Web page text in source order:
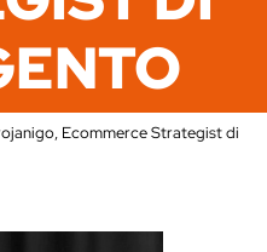
Ecommerce Strategist di